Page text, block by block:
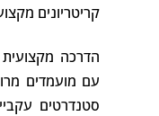
קריטריונים
הדרכה מקצועית
עם מועמדים
סטנדרטים